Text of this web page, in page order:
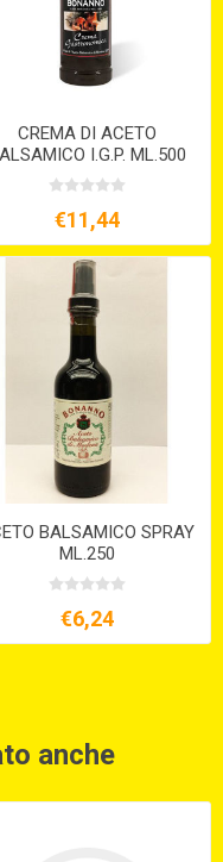
CREMA DI ACETO
I.G.P. ML.500
BONANNO
€11,44
BALSAMICO SPRAY
ML.250
€6,24
anche